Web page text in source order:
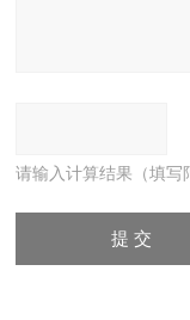
请输入计算结果（填写